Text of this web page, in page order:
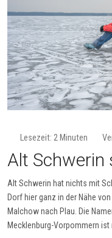
Lesezeit: 2 Minuten
Alt Schwerin
Alt Schwerin hat nichts mit
Dorf hier ganz in der Nähe
Malchow nach Plau. Die
Mecklenburg-Vorpommern ist